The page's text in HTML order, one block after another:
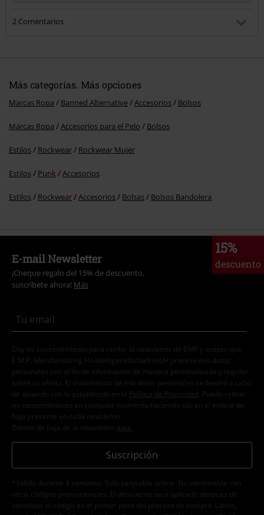
2 Comentarios
Jesus Alberto H.
Publicado: miércoles, 6 septiembre, 2023 11:29:58 PM
Te lo pone en la descripción del producto: 38x29x12 cm
¿Te ha resultado útil este comentario?
Más categorías. Más opciones
Marcas Ropa Banned Alternative Accesorios Bolsos
Marcas Ropa Accesorios para el Pelo Bolsos
Estilos Rockwear Rockwear Mujer
Estilos Punk Accesorios
Estilos Rockwear Accesorios Bolsas Bolsos Bandolera
15%
descuento
E-mail Newsletter
¡Cheque regalo del 15% de descuento,
suscríbete ahora! Más
Doy mi consentimiento para recibir la newsletter de EMP y acepto que
E.M.P. Merchandising Handelsgesellschaft mbH procese mis datos
personales con el fin de informarme de manera personalizada y regular
sobre su oferta. El tratamiento de mis datos personales se llevará a cabo
de acuerdo con lo establecido en la
Política de Privacidad . Puedo retirar
mi consentimiento en cualquier momento haciendo clic en el enlace de
baja presente en cada newsletter.
Darme de baja de la newsletter
aquí
Suscripción
*Válido durante 4 semanas. Solo canjeable online. No combinable con
otros códigos promocionales. El descuento será aplicado después de
introducir el código en el primer paso del proceso de compra. Libros,